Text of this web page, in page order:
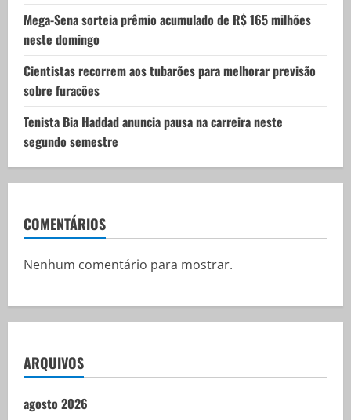
Mega-Sena sorteia prêmio acumulado de R$ 165 milhões
neste domingo
Cientistas recorrem aos tubarões para melhorar previsão
sobre furacões
Tenista Bia Haddad anuncia pausa na carreira neste
segundo semestre
COMENTÁRIOS
Nenhum comentário para mostrar.
ARQUIVOS
agosto 2026